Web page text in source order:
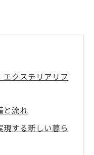
クステリアリフ
と流れ
する新しい暮ら